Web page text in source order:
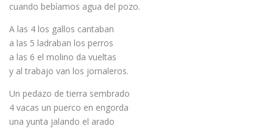
cuando bebíamos agua del pozo.
A las 4 los gallos cantaban
a las 5 ladraban los perros
a las 6 el molino da vueltas
y al trabajo van los jornaleros.
Un pedazo de tierra sembrado
4 vacas un puerco en engorda
una yunta jalando el arado